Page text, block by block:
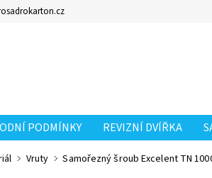
PODMÍNKY REVIZNÍ DVÍŘKA
Vruty Samořezný šroub Excelent TN